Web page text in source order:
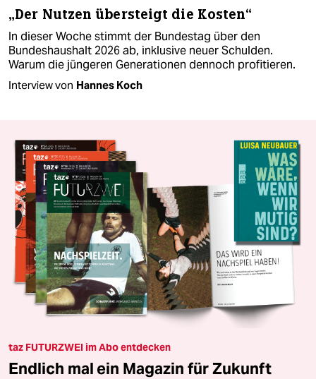
„Der Nutzen übersteigt die Kosten“
In dieser Woche stimmt der Bundestag über den
Bundeshaushalt 2026 ab, inklusive neuer Schulden.
Warum die jüngeren Generationen dennoch profitieren.
Interview von Hannes Koch
taz FUTURZWEI im Abo entdecken
Endlich mal ein Magazin für Zukunft